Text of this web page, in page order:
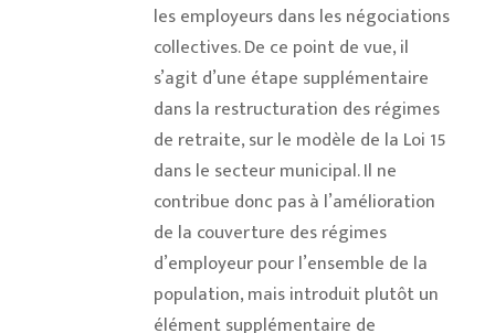
les employeurs dans les négociations
collectives. De ce point de vue, il
s’agit d’une étape supplémentaire
dans la restructuration des régimes
de retraite, sur le modèle de la Loi 15
dans le secteur municipal. Il ne
contribue donc pas à l’amélioration
de la couverture des régimes
d’employeur pour l’ensemble de la
population, mais introduit plutôt un
élément supplémentaire de